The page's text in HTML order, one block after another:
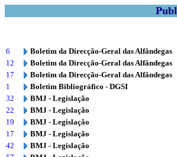
6
Boletim da Direcção-Geral das Alfândegas
12
Boletim da Direcção-Geral das Alfândegas
17
Boletim da Direcção-Geral das Alfândegas
1
Boletim Bibliográfico - DGSI
32
BMJ - Legislação
22
BMJ - Legislação
19
BMJ - Legislação
17
BMJ - Legislação
42
BMJ - Legislação